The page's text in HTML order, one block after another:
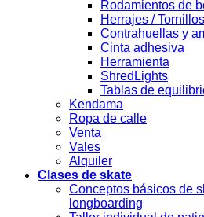
Rodamientos de
Herrajes / Tornillos
Contrahuellas y
Cinta adhesiva
Herramienta
ShredLights
Tablas de
Kendama
Ropa de calle
Venta
Vales
Alquiler
Clases de skate
Conceptos básicos de
longboarding